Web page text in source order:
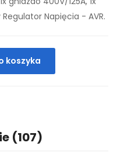
Napięcia - AVR.
koszyka
(107)